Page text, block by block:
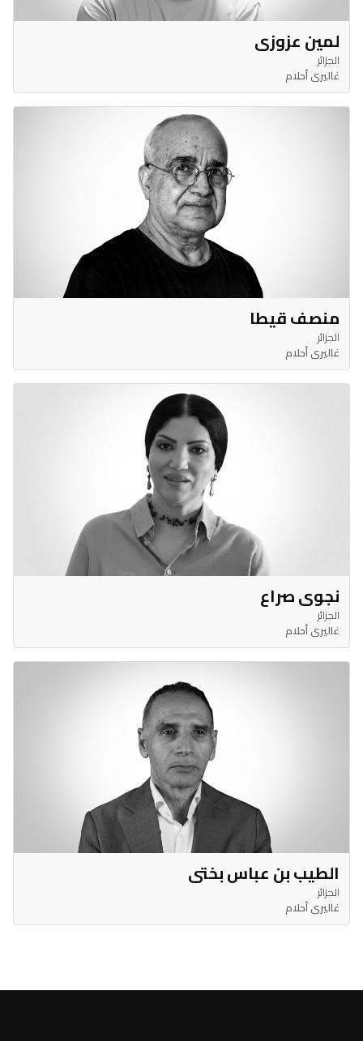
لمين عزوزي
الجزائر
غاليري أحلام
منصف قيطا
الجزائر
غاليري أحلام
نجوى صراع
الجزائر
غاليري أحلام
الطيب بن عباس بختي
الجزائر
غاليري أحلام